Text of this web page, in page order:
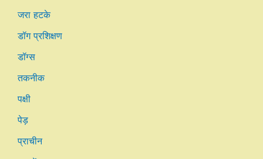
जरा हटके
डॉग प्रशिक्षण
डॉग्स
तकनीक
पक्षी
पेड़
प्राचीन